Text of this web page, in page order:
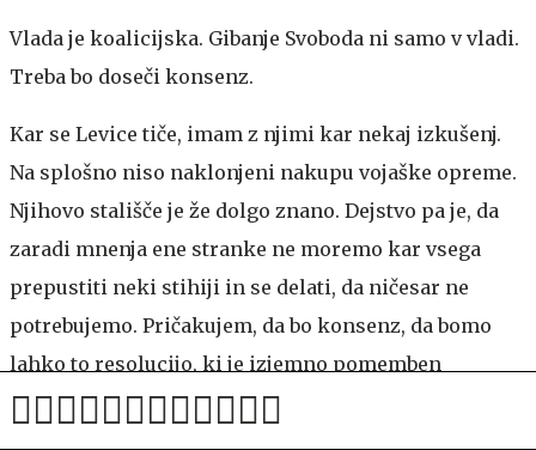
Vlada je koalicijska. Gibanje Svoboda ni samo v vladi.
Treba bo doseči konsenz.
Kar se Levice tiče, imam z njimi kar nekaj izkušenj.
Na splošno niso naklonjeni nakupu vojaške opreme.
Njihovo stališče je že dolgo znano. Dejstvo pa je, da
zaradi mnenja ene stranke ne moremo kar vsega
prepustiti neki stihiji in se delati, da ničesar ne
potrebujemo. Pričakujem, da bo konsenz, da bomo
lahko to resolucijo, ki je izjemno pomemben
dokument, spravili skozi proceduro v državnem